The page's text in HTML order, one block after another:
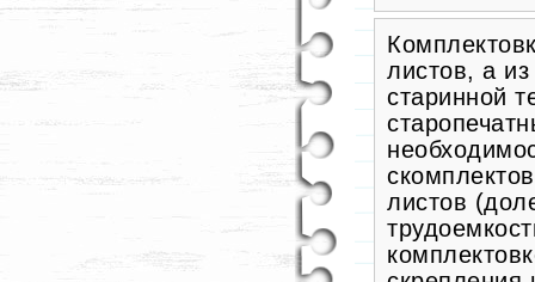
листов, а
старинной
листов